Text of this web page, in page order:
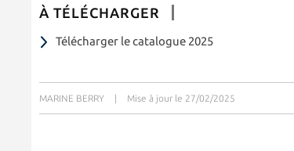
À TÉLÉCHARGER
Télécharger le catalogue 2025
MARINE BERRY | Mise à jour le 27/02/2025